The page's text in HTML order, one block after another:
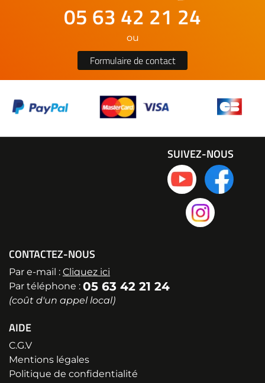
05 63 42 21 24
ou
Formulaire de contact
CONTACTEZ-NOUS
Par e-mail : Cliquez ici
Par téléphone : 05 63 42 21 24
(coût d'un appel local)
AIDE
C.G.V
Mentions légales
Politique de confidentialité
SUIVEZ-NOUS